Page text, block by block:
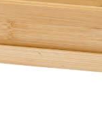
dit
te nemen en te